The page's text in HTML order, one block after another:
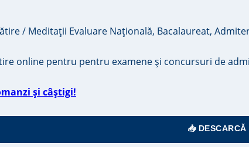
online pentru pentru examene și concursuri de
și câștigi!
📥